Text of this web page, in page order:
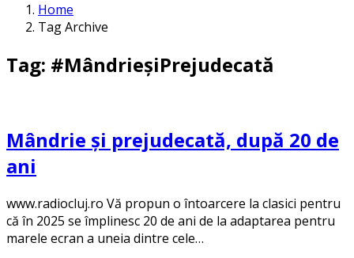
Home
Tag Archive
Tag: #MândrieșiPrejudecată
Mândrie și prejudecată, după 20 de
ani
www.radiocluj.ro Vă propun o întoarcere la clasici pentru
că în 2025 se împlinesc 20 de ani de la adaptarea pentru
marele ecran a uneia dintre cele…